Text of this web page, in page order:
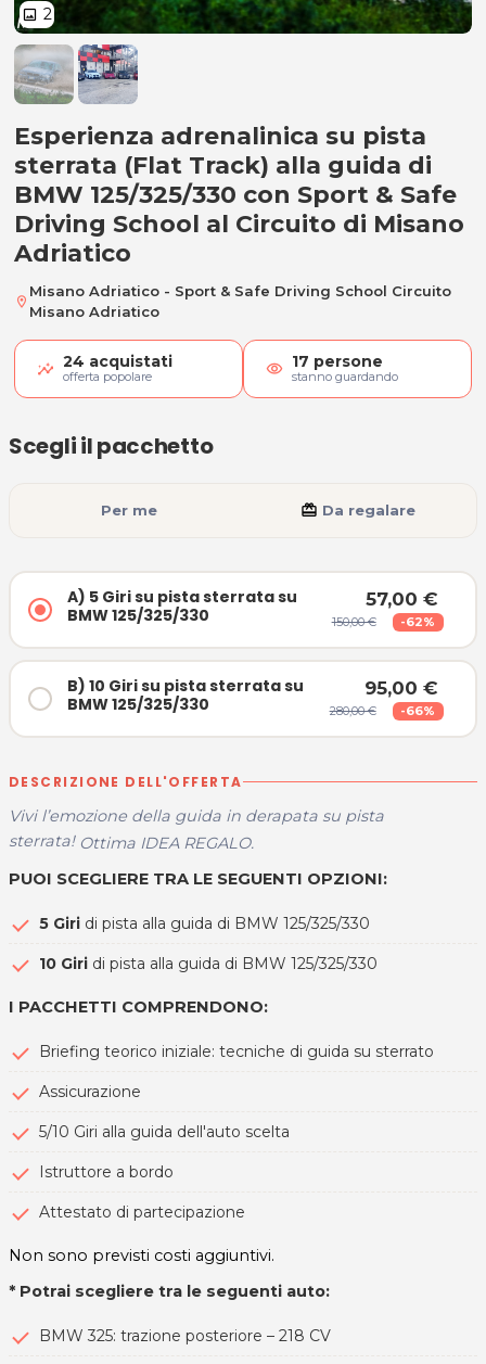
image 2
Esperienza su pista sterrata su
Esperienza adrenalinica su pista
sterrata (Flat Track) alla guida di
BMW 125/325/330 con Sport & Safe
Driving School al Circuito di Misano
Adriatico
location_on
Misano Adriatico - Sport & Safe Driving School Circuito
Misano Adriatico
24 acquistati
offerta popolare visibility 17 persone
stanno guardando
A) 5 Giri su pista sterrata su
BMW 125/325/330
57,00 €
150,00 € -62%
B) 10 Giri su pista sterrata su
BMW 125/325/330
95,00 €
280,00 € -66%
Scegli il pacchetto
Per me card_giftcard Da regalare
DESCRIZIONE DELL'OFFERTA
Vivi l’emozione della guida in derapata su pista
sterrata! Ottima IDEA REGALO.
PUOI SCEGLIERE TRA LE SEGUENTI OPZIONI:
5 Giri di pista alla guida di BMW 125/325/330
10 Giri di pista alla guida di BMW 125/325/330
I PACCHETTI COMPRENDONO:
Briefing teorico iniziale: tecniche di guida su sterrato
Assicurazione
5/10 Giri alla guida dell'auto scelta
Istruttore a bordo
Attestato di partecipazione
Non sono previsti costi aggiuntivi.
* Potrai scegliere tra le seguenti auto:
BMW 325: trazione posteriore – 218 CV